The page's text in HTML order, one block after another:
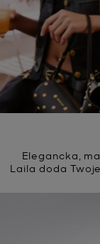
Elegancka,
Laila doda